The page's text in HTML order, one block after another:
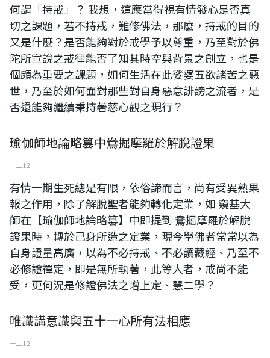
何謂「持戒」？ 我想，這應當得視有情發心是否真
切之課題，若不持戒，難修佛法，那麼，持戒的目的
又是什麼？是否能夠對於戒學予以尊重，乃至對於佛
陀所宣說之戒律能否了知其時空與背景之創立，也是
個頗為重要之課題，如何生活在此娑婆五欲諸苦之惡
世，乃至於如何面對那些對自身惡意誹謗之流者，是
否還能夠繼續秉持著慈心觀之現行？
瑜伽師地論略篡中鴦掘摩羅於解脫證果
十二 12
有情一期生死總是有限，依俗諦而言，尚有受異熟果
報之作用，除了解脫聖者能夠轉化定業，如 窺基大
師在【瑜伽師地論略篡】中即提到 鴦掘摩羅於解脫
證果時，轉於己身所造之定業，現今學佛者常常以為
自身證量高廣，以為不必持戒、不必讀藏經、乃至不
必修證禪定，即是無所執著，此等人者，戒尚不能
受，更何況是修證佛法之增上定、慧二學？
唯識講意識與五十一心所有法相應
十二 12